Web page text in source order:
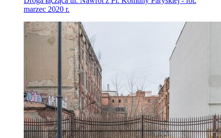
marzec 2020 r.